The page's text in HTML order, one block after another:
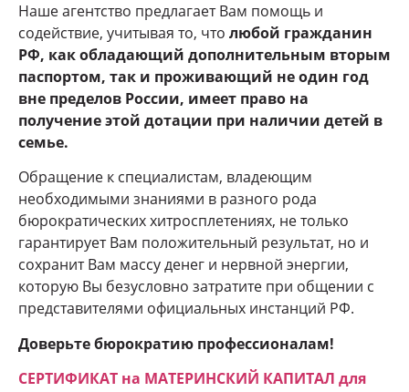
Наше агентство предлагает Вам помощь и
содействие, учитывая то, что любой гражданин
РФ, как обладающий дополнительным вторым
паспортом, так и проживающий не один год
вне пределов России, имеет право на
получение этой дотации при наличии детей в
семье.
Обращение к специалистам, владеющим
необходимыми знаниями в разного рода
бюрократических хитросплетениях, не только
гарантирует Вам положительный результат, но и
сохранит Вам массу денег и нервной энергии,
которую Вы безусловно затратите при общении с
представителями официальных инстанций РФ.
Доверьте бюрократию профессионалам!
СЕРТИФИКАТ на МАТЕРИНСКИЙ КАПИТАЛ для